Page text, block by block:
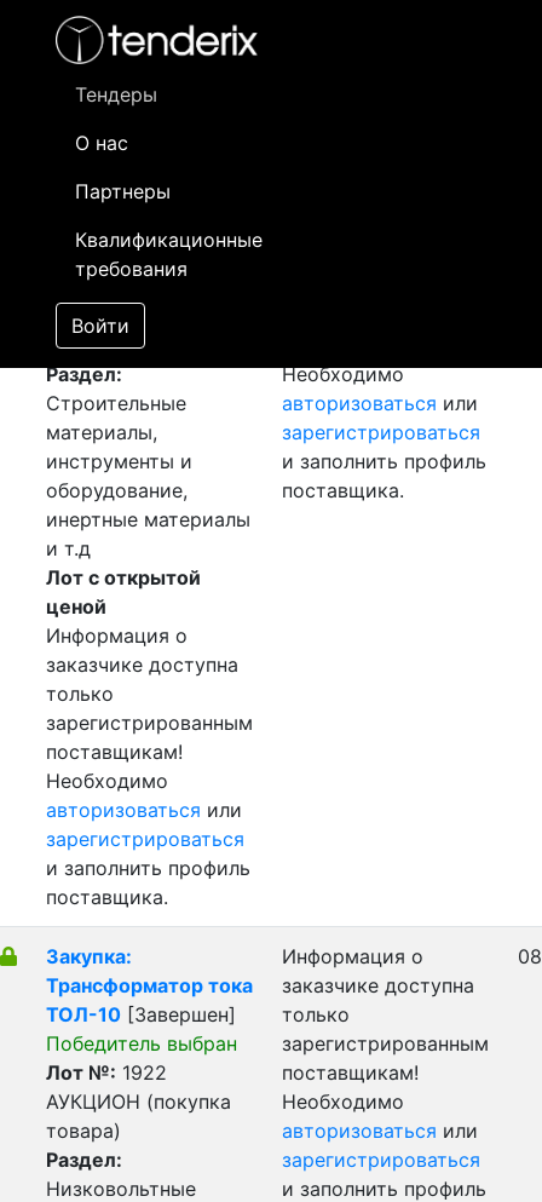
Тендеры
О нас
Партнеры
Квалификационные
требования
Войти
- активный лот
- сохраненный лот (не опубликован)
Закупка: Фанера
[Завершен]
Лот №:
АУКЦИОН (покупка
товара)
Раздел:
Строительные
материалы,
инструменты и
оборудование,
инертные материалы
и т.д
Лот с открытой
ценой
Информация о
заказчике доступна
только
зарегистрированным
поставщикам!
Необходимо
авторизоваться или
зарегистрироваться
и заполнить профиль
поставщика.
Необходимо
авторизоваться или
зарегистрироваться
и заполнить профиль
поставщика.
Закупка:
Трансформатор тока
ТОЛ-10 [Завершен]
Победитель выбран
Лот №: 1922
АУКЦИОН (покупка
товара)
Раздел:
Низковольтные
Информация о
заказчике доступна
только
зарегистрированным
поставщикам!
Необходимо
авторизоваться или
зарегистрироваться
и заполнить профиль